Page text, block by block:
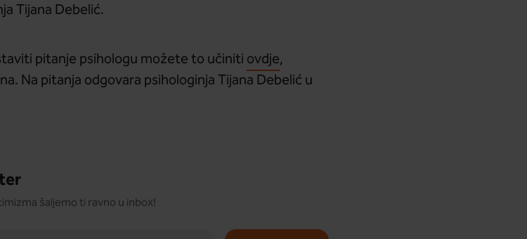
Tijana Debelić.
pitanje psihologu možete to učiniti ovdje,
Na pitanja odgovara psihologinja Tijana Debelić u
šaljemo ti ravno u inbox!